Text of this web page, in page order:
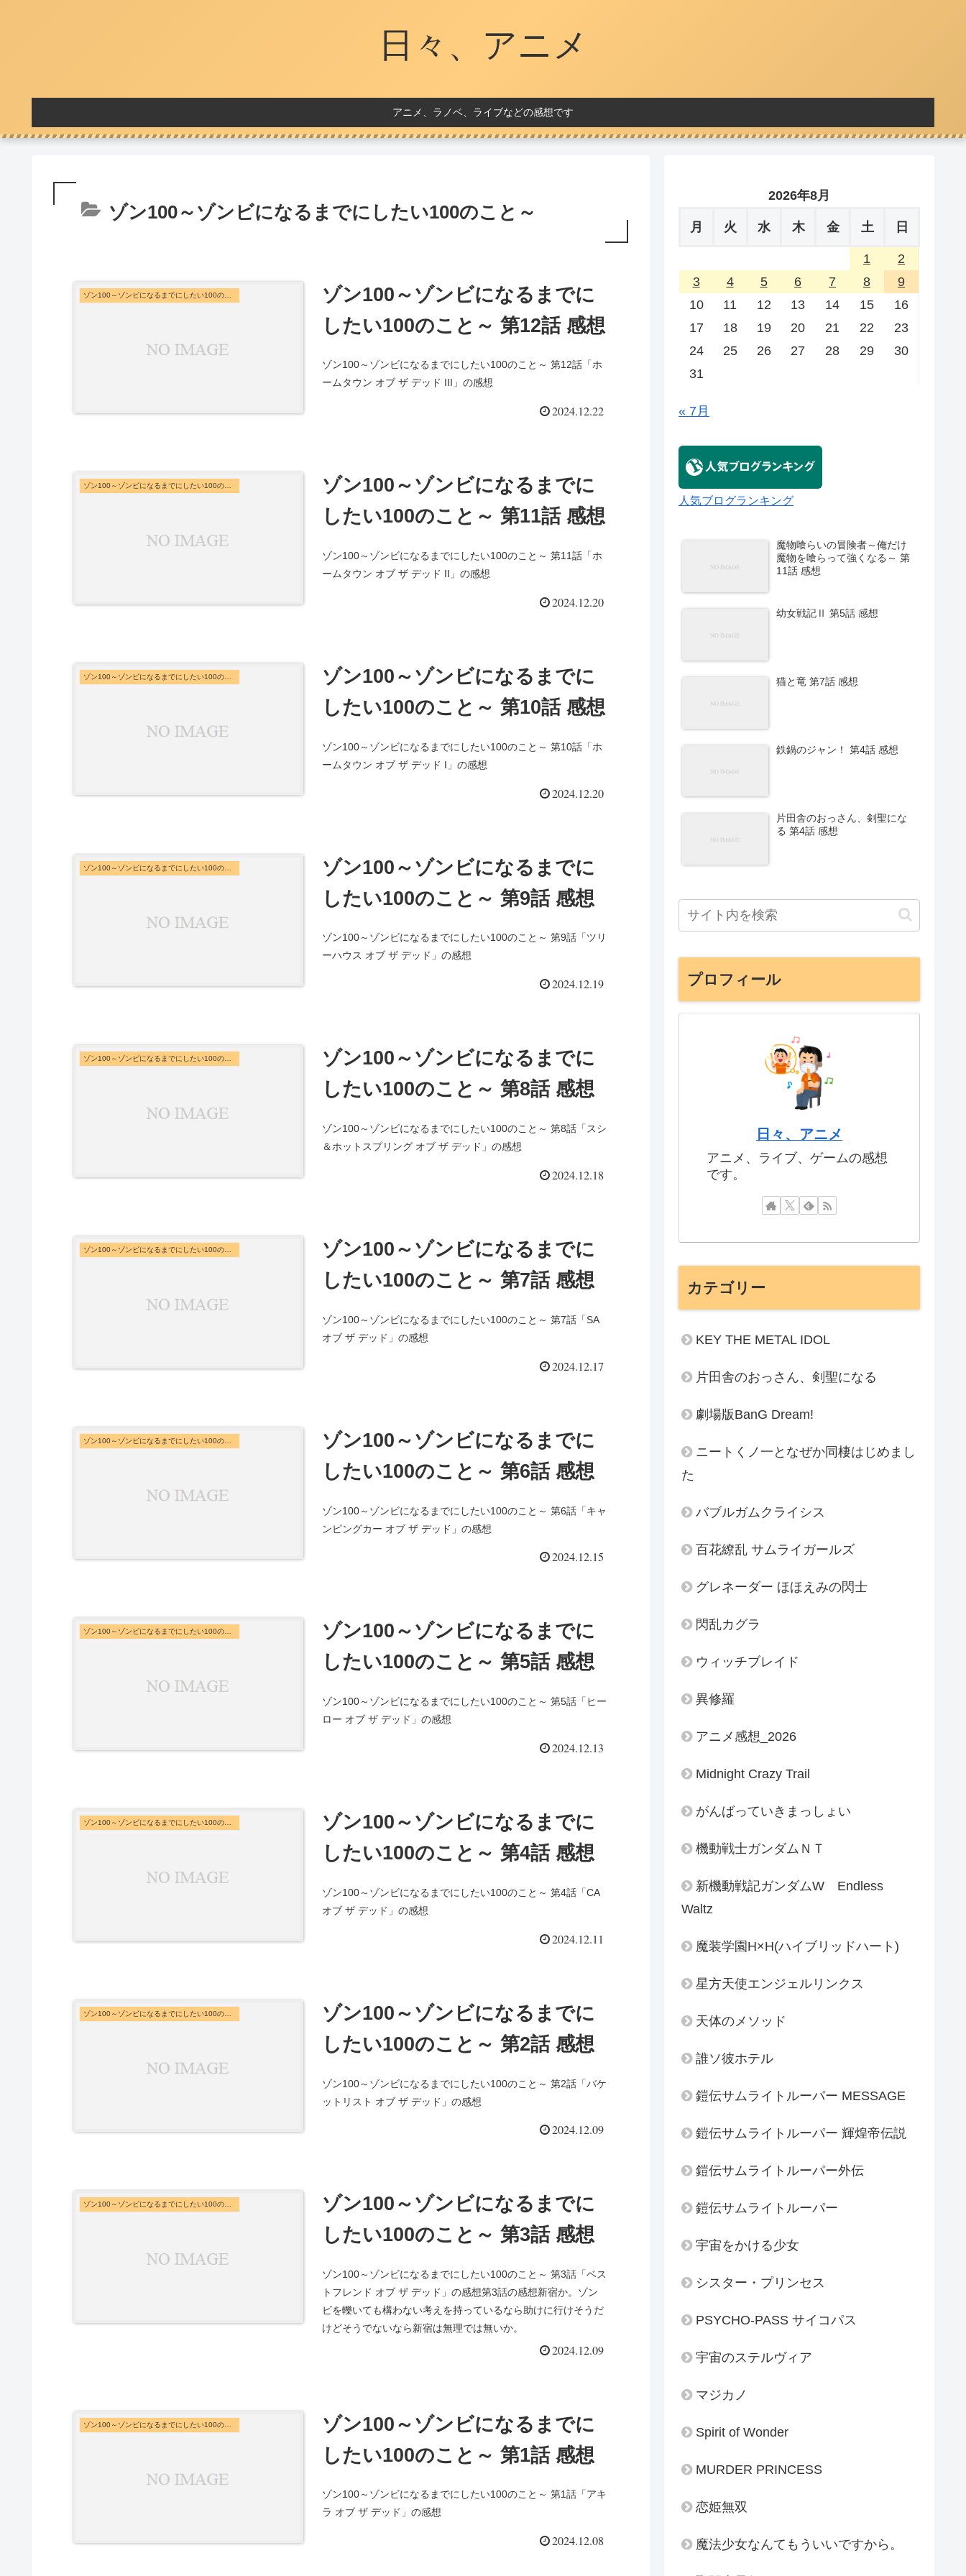
日々、アニメ
アニメ、ラノベ、ライブなどの感想です
ゾン100～ゾンビになるまでにしたい100のこと～
ゾン100～ゾンビになるまでに
したい100のこと～ 第12話 感想
ゾン100～ゾンビになるまでにしたい100のこと～ 第12話「ホ
ームタウン オブ ザ デッド III」の感想
2024.12.22
ゾン100～ゾンビになるまでにしたい100のこと～
ゾン100～ゾンビになるまでに
したい100のこと～ 第11話 感想
ゾン100～ゾンビになるまでにしたい100のこと～ 第11話「ホ
ームタウン オブ ザ デッド II」の感想
2024.12.20
ゾン100～ゾンビになるまでに
したい100のこと～ 第10話 感想
ゾン100～ゾンビになるまでにしたい100のこと～ 第10話「ホ
ームタウン オブ ザ デッド I」の感想
2024.12.20
ゾン100～ゾンビになるまでに
したい100のこと～ 第9話 感想
ゾン100～ゾンビになるまでにしたい100のこと～ 第9話「ツリ
ーハウス オブ ザ デッド」の感想
2024.12.19
ゾン100～ゾンビになるまでにしたい100のこと～
ゾン100～ゾンビになるまでに
したい100のこと～ 第8話 感想
ゾン100～ゾンビになるまでにしたい100のこと～ 第8話「スシ
＆ホットスプリング オブ ザ デッド」の感想
2024.12.18
ゾン100～ゾンビになるまでに
したい100のこと～ 第7話 感想
ゾン100～ゾンビになるまでにしたい100のこと～ 第7話「SA
オブ ザ デッド」の感想
2024.12.17
ゾン100～ゾンビになるまでに
したい100のこと～ 第6話 感想
ゾン100～ゾンビになるまでにしたい100のこと～ 第6話「キャ
ンピングカー オブ ザ デッド」の感想
2024.12.15
ゾン100～ゾンビになるまでにしたい100のこと～
ゾン100～ゾンビになるまでに
したい100のこと～ 第5話 感想
ゾン100～ゾンビになるまでにしたい100のこと～ 第5話「ヒー
ロー オブ ザ デッド」の感想
2024.12.13
ゾン100～ゾンビになるまでに
したい100のこと～ 第4話 感想
ゾン100～ゾンビになるまでにしたい100のこと～ 第4話「CA
オブ ザ デッド」の感想
2024.12.11
ゾン100～ゾンビになるまでに
したい100のこと～ 第2話 感想
ゾン100～ゾンビになるまでにしたい100のこと～ 第2話「バケ
ットリスト オブ ザ デッド」の感想
2024.12.09
ゾン100～ゾンビになるまでにしたい100のこと～
ゾン100～ゾンビになるまでに
したい100のこと～ 第3話 感想
ゾン100～ゾンビになるまでにしたい100のこと～ 第3話「ベス
トフレンド オブ ザ デッド」の感想第3話の感想新宿か。ゾン
ビを轢いても構わない考えを持っているなら助けに行けそうだ
けどそうでないなら新宿は無理では無いか。
2024.12.09
ゾン100～ゾンビになるまでに
したい100のこと～ 第1話 感想
ゾン100～ゾンビになるまでにしたい100のこと～ 第1話「アキ
ラ オブ ザ デッド」の感想
2024.12.08
2026年8月
月 火 水 木 金 土 日
1
2
3
4 5 6 7 8
9
10
11 12 13 14 15
16
17
18 19 20 21 22
23
24
25 26 27 28 29
30
31
« 7月
人気ブログランキング
魔物喰らいの冒険者～俺だけ
魔物を喰らって強くなる～ 第
11話 感想
幼女戦記Ⅱ 第5話 感想
猫と竜 第7話 感想
鉄鍋のジャン！ 第4話 感想
片田舎のおっさん、剣聖にな
る 第4話 感想
プロフィール
日々、アニメ
アニメ、ライブ、ゲームの感想
です。
カテゴリー
KEY THE METAL IDOL
片田舎のおっさん、剣聖になる
劇場版BanG Dream!
ニートくノ一となぜか同棲はじめまし
た
バブルガムクライシス
百花繚乱 サムライガールズ
グレネーダー ほほえみの閃士
閃乱カグラ
ウィッチブレイド
異修羅
アニメ感想_2026
Midnight Crazy Trail
がんばっていきまっしょい
機動戦士ガンダムＮＴ
新機動戦記ガンダムW Endless
Waltz
魔装学園H×H(ハイブリッドハート)
星方天使エンジェルリンクス
天体のメソッド
誰ソ彼ホテル
鎧伝サムライトルーパー MESSAGE
鎧伝サムライトルーパー 輝煌帝伝説
鎧伝サムライトルーパー外伝
鎧伝サムライトルーパー
宇宙をかける少女
シスター・プリンセス
PSYCHO-PASS サイコパス
宇宙のステルヴィア
マジカノ
Spirit of Wonder
MURDER PRINCESS
恋姫無双
魔法少女なんてもういいですから。